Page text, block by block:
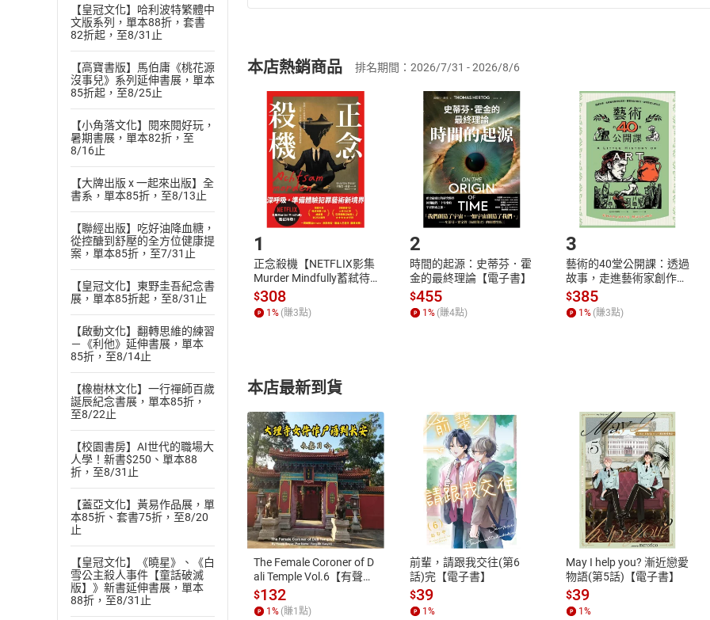
【皇冠文化】哈利波特繁體中
文版系列，單本88折，套書
82折起，至8/31止
【高寶書版】馬伯庸《桃花源
沒事兒》系列延伸書展，單本
85折起，至8/25止
【小角落文化】閱來閱好玩，
暑期書展，單本82折，至
8/16止
【大牌出版 x 一起來出版】全
書系，單本85折，至8/13止
【聯經出版】吃好油降血糖，
從控醣到舒壓的全方位健康提
案，單本85折，至7/31止
【皇冠文化】東野圭吾紀念書
展，單本85折起，至8/31止
【啟動文化】翻轉思維的練習
－《利他》延伸書展，單本
85折，至8/14止
【橡樹林文化】一行禪師百歲
誕辰紀念書展，單本85折，
至8/22止
【校園書房】AI世代的職場大
人學！新書$250、單本88
折，至8/31止
【蓋亞文化】黃易作品展，單
本85折、套書75折，至8/20
止
【皇冠文化】《曉星》、《白
雪公主殺人事件【童話破滅
版】》新書延伸書展，單本
88折，至8/31止
(一)依消費者保護法第19條第1項後段暨通訊交易解除權合理例外情事適用
(二)消費者訂購本店鋪之商品即代表知悉本店鋪所銷售之商品為電子書，
且已下載/存取電子書，不得請求退貨退款。
退貨方式：您欲取消訂單或辦理退貨時，請登入樂天市場，並於「我的訂單
貨」，本店鋪將依您的申請進行審核，待審核通過後將為您辦理退款事宜。
請注意，樂天市場須以整筆訂單為單位進行取消/退貨，恕無法以單支商品取
挑選商品
Choose
放入購物車
Shopping cart
登入帳號
Login
購書後，如何開始使用？
Step1.選擇閱讀載具 Step2.登入
付款方式
ATM轉帳、信用卡、LINE PAY、AFTEE
退換貨規範
本店是否提供消費者保護法七日猶
之權利，遽消費者保護法及通訊交
除權合理例外情事適用準則，依商
質各有不同規定。詳細退換貨說明
照各商品說明。
本店熱銷商品 排名期間：2026/7/31 - 2026/8/6
1
正念殺機【NETFLIX影集
Murder Mindfully蓄弒待
發】【電子書】
$308
1 % (賺3點)
2
時間的起源：史蒂芬．霍
金的最終理論【電子書】
$455
1 % (賺4點)
3
藝術的40堂公開課：透過
故事，走進藝術家創作現
場，看藝術如何誕生、如
何形塑人類生活【電子
書】
$385
1 % (賺3點)
本店最新到貨
The Female Coroner of D
ali Temple Vol.6【有聲
書】
$132
1 % (賺1 點)
前輩，請跟我交往(第6
話)完【電子書】
$39
1 %
May I help you? 漸近戀愛
物語(第5話)【電子書】
$39
1 %